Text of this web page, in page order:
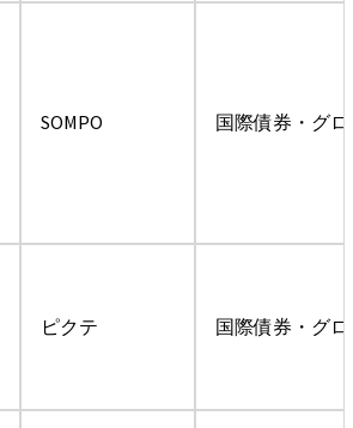
SOMPO 国際債券・グ
ピクテ 国際債券・グ